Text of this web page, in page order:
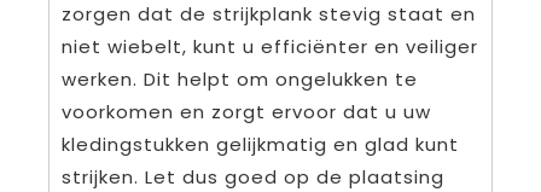
zorgen dat de strijkplank stevig staat en
niet wiebelt, kunt u efficiënter en veiliger
werken. Dit helpt om ongelukken te
voorkomen en zorgt ervoor dat u uw
kledingstukken gelijkmatig en glad kunt
strijken. Let dus goed op de plaatsing